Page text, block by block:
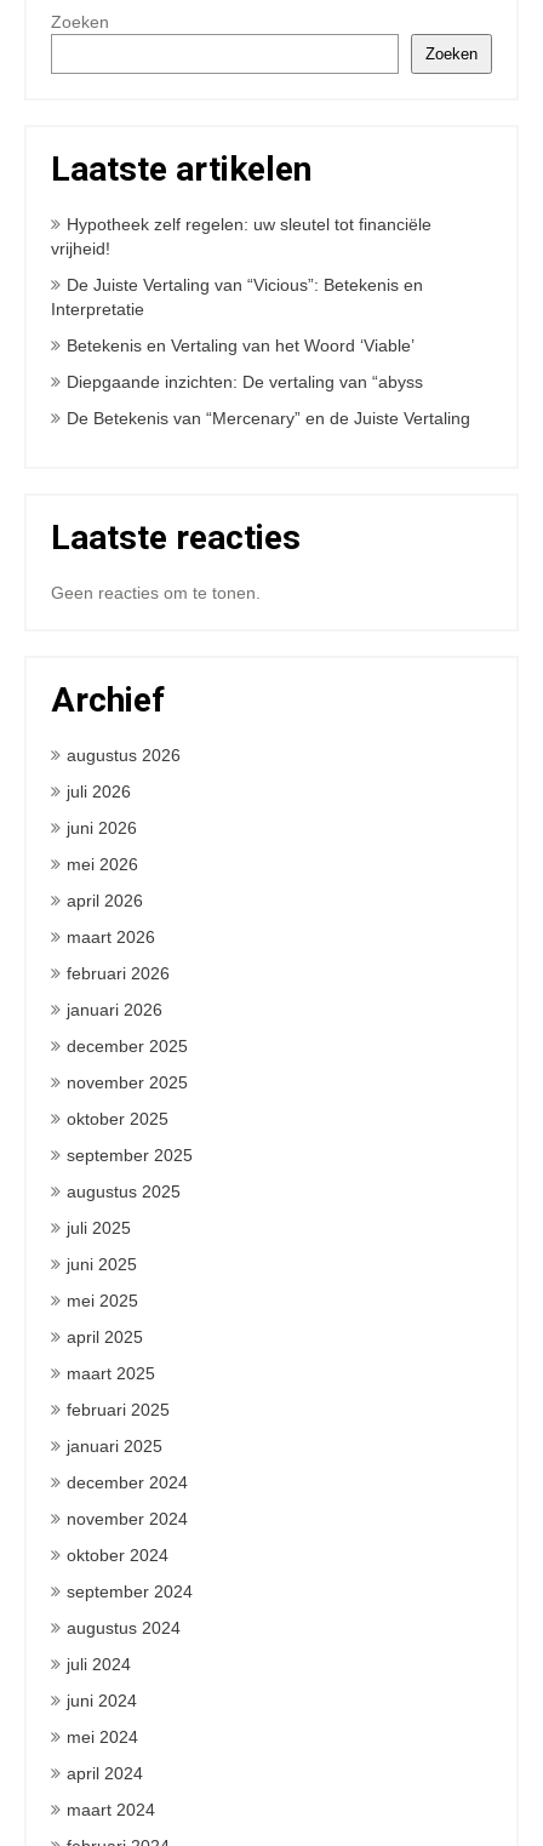
Zoeken
Zoeken
Laatste artikelen
Hypotheek zelf regelen: uw sleutel tot financiële
vrijheid!
De Juiste Vertaling van “Vicious”: Betekenis en
Interpretatie
Betekenis en Vertaling van het Woord ‘Viable’
Diepgaande inzichten: De vertaling van “abyss
De Betekenis van “Mercenary” en de Juiste Vertaling
Laatste reacties
Geen reacties om te tonen.
Archief
augustus 2026
juli 2026
juni 2026
mei 2026
april 2026
maart 2026
februari 2026
januari 2026
december 2025
november 2025
oktober 2025
september 2025
augustus 2025
juli 2025
juni 2025
mei 2025
april 2025
maart 2025
februari 2025
januari 2025
december 2024
november 2024
oktober 2024
september 2024
augustus 2024
juli 2024
juni 2024
mei 2024
april 2024
maart 2024